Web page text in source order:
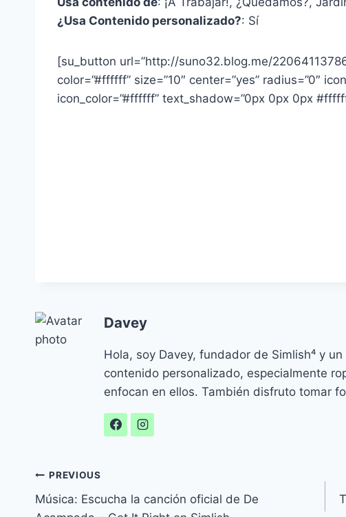
¿Usa Contenido personalizado?: Sí
[su_button url=”http://suno32.blog.me/
color=”#ffffff” size=”10″ center=”yes” radius=”0″
icon_color=”#ffffff” text_shadow=”0px 0px 0px
Davey
Hola, soy Davey, fundador de Simlish⁴ y
contenido personalizado, especialmente
enfocan en ellos. También disfruto tomar
Navegación
de
PREVIOUS
Música: Escucha la canción oficial de De